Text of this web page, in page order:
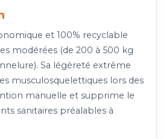
et 100% recyclable
modérées (de 200 à 500 kg
Sa légèreté extrême
musculosquelettiques lors des
manuelle et supprime le
sanitaires préalables à